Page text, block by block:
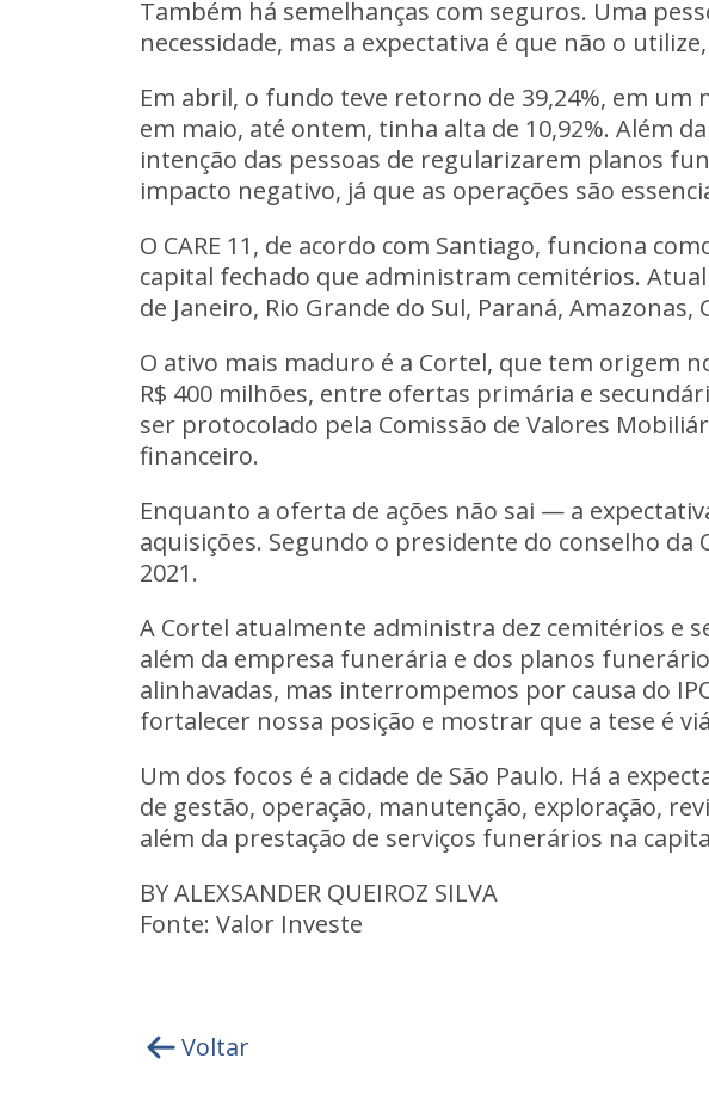
Também há semelhanças com seguros. Uma
necessidade, mas a expectativa é que não o
Em abril, o fundo teve retorno de 39,24%, em um
em maio, até ontem, tinha alta de 10,92%. Além
intenção das pessoas de regularizarem planos
impacto negativo, já que as operações são
O CARE 11, de acordo com Santiago, funciona
capital fechado que administram cemitérios.
de Janeiro, Rio Grande do Sul, Paraná,
O ativo mais maduro é a Cortel, que tem origem
R$ 400 milhões, entre ofertas primária e
ser protocolado pela Comissão de Valores
financeiro.
Enquanto a oferta de ações não sai — a
aquisições. Segundo o presidente do conselho da
2021.
A Cortel atualmente administra dez cemitérios e
além da empresa funerária e dos planos
alinhavadas, mas interrompemos por causa do
fortalecer nossa posição e mostrar que a tese é
Um dos focos é a cidade de São Paulo. Há a
de gestão, operação, manutenção, exploração,
além da prestação de serviços funerários na
BY ALEXSANDER QUEIROZ SILVA
Fonte: Valor Investe
Voltar